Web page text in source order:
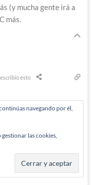
(y mucha gente irá a
más.
esto
navegando por él,
las cookies,